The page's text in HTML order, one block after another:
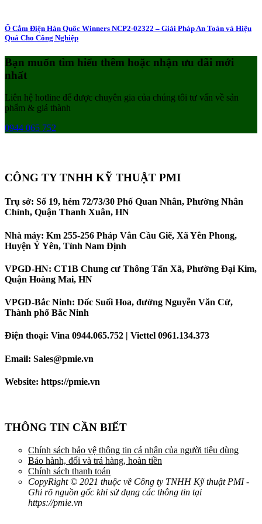
Ổ Cắm Điện Hàn Quốc Winners NCP2-02322 – Giải Pháp An Toàn và Hiệu
Quả Cho Công Nghiệp
Bạn muốn tìm hiểu thêm hoặc nhận ưu đãi mới
nhất
Liên hệ hotline để được chuyên gia của chúng tôi tư vấn về sản
phẩm & giá thành
0944 065 752
CÔNG TY TNHH KỸ THUẬT PMI
Trụ sở: Số 19, hẻm 72/73/30 Phố Quan Nhân, Phường Nhân
Chính, Quận Thanh Xuân, HN
Nhà máy: Km 255-256 Pháp Vân Cầu Giẽ, Xã Yên Phong,
Huyện Ý Yên, Tỉnh Nam Định
VPGD-HN: CT1B Chung cư Thông Tấn Xã, Phường Đại Kim,
Quận Hoàng Mai, HN
VPGD-Bắc Ninh: Dốc Suối Hoa, đường Nguyễn Văn Cừ,
Thành phố Bắc Ninh
Điện thoại: Vina 0944.065.752 | Viettel 0961.134.373
Email: Sales@pmie.vn
Website: https://pmie.vn
THÔNG TIN CẦN BIẾT
Chính sách bảo vệ thông tin cá nhân của người tiêu dùng
Bảo hành, đổi và trả hàng, hoàn tiền
Chính sách thanh toán
CopyRight © 2021 thuộc về Công ty TNHH Kỹ thuật PMI -
Ghi rõ nguồn gốc khi sử dụng các thông tin tại
https://pmie.vn